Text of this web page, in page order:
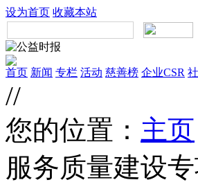
设为首页 收藏本站
首页 新闻 专栏 活动 慈善榜 企业CSR
//
您的位置： 主页
服务质量建设